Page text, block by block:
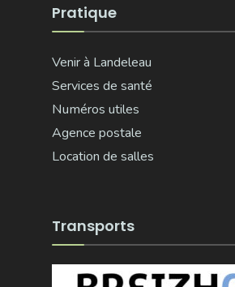
Pratique
Venir à Landeleau
Services de santé
Numéros utiles
Agence postale
Location de salles
Transports